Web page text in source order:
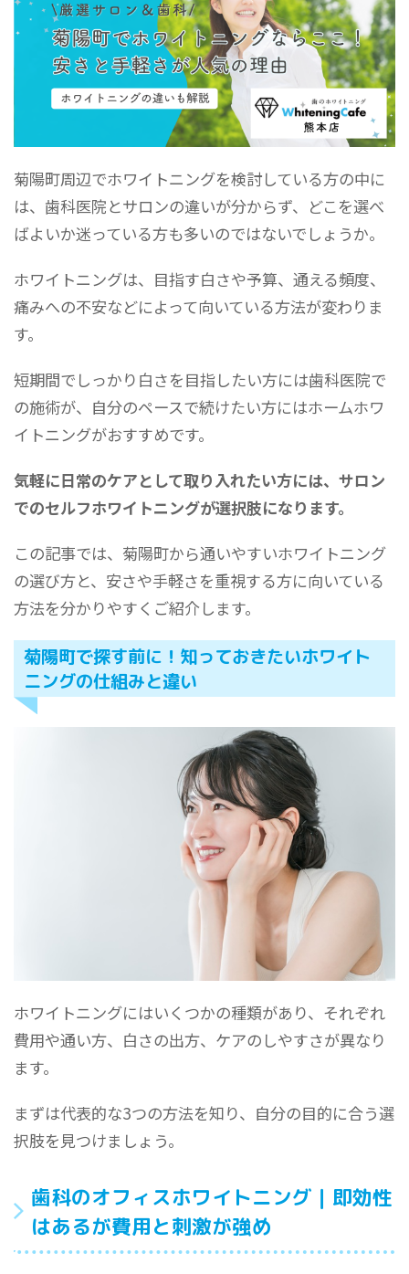
菊陽町周辺でホワイトニングを検討している方の中に
は、歯科医院とサロンの違いが分からず、どこを選べ
ばよいか迷っている方も多いのではないでしょうか。
ホワイトニングは、目指す白さや予算、通える頻度、
痛みへの不安などによって向いている方法が変わりま
す。
短期間でしっかり白さを目指したい方には歯科医院で
の施術が、自分のペースで続けたい方にはホームホワ
イトニングがおすすめです。
気軽に日常のケアとして取り入れたい方には、サロン
でのセルフホワイトニングが選択肢になります。
この記事では、菊陽町から通いやすいホワイトニング
の選び方と、安さや手軽さを重視する方に向いている
方法を分かりやすくご紹介します。
菊陽町で探す前に！知っておきたいホワイト
ニングの仕組みと違い
ホワイトニングにはいくつかの種類があり、それぞれ
費用や通い方、白さの出方、ケアのしやすさが異なり
ます。
まずは代表的な3つの方法を知り、自分の目的に合う選
択肢を見つけましょう。
歯科のオフィスホワイトニング｜即効性
はあるが費用と刺激が強め